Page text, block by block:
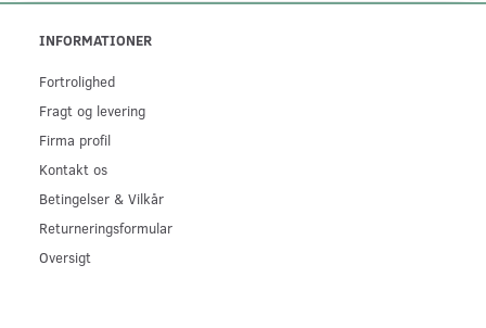
INFORMATIONER
Fortrolighed
Fragt og levering
Firma profil
Kontakt os
Betingelser & Vilkår
Returneringsformular
Oversigt